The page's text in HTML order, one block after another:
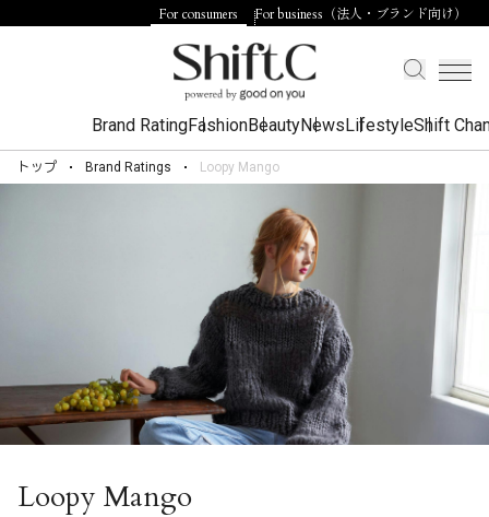
For consumers For business（法人・ブランド向け）
Brand RatingFashionBeautyNewsLifestyleShift
トップ Brand Ratings Loopy Mango
Loopy Mango